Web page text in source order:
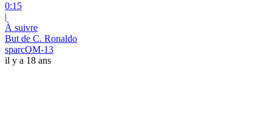
0:15
|
À suivre
But de C. Ronaldo
sparcOM-13
il y a 18 ans